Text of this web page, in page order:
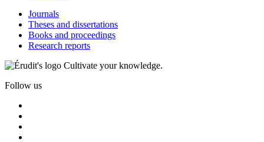
Journals
Theses and dissertations
Books and proceedings
Research reports
Cultivate your knowledge.
Follow us